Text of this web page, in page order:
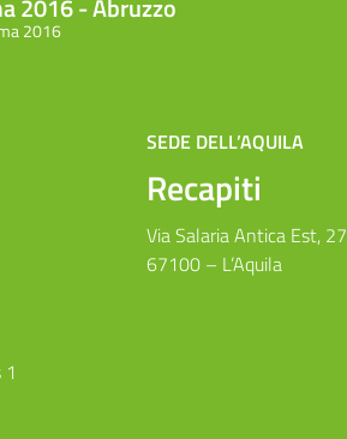
2016 - Abruzzo
2016
SEDE DELL’AQUILA
Recapiti
Via Salaria Antica Est, 27
67100 – L’Aquila